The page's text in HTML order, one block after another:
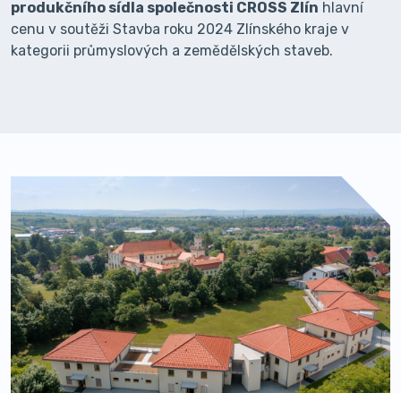
produkčního sídla společnosti CROSS Zlín hlavní
cenu v soutěži Stavba roku 2024 Zlínského kraje v
kategorii průmyslových a zemědělských staveb.